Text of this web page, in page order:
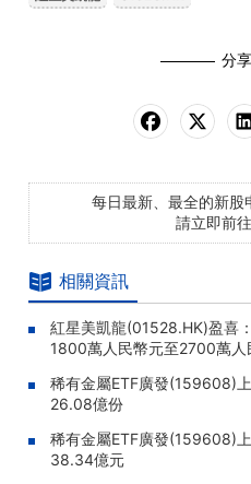
分
每日最新、最全的新股
請立即前
相關資訊
紅星美凱龍(01528.HK)盈喜
1800萬人民幣元至2700萬人
稀有金屬ETF廣發(159608)
26.08億份
稀有金屬ETF廣發(159608)
38.34億元